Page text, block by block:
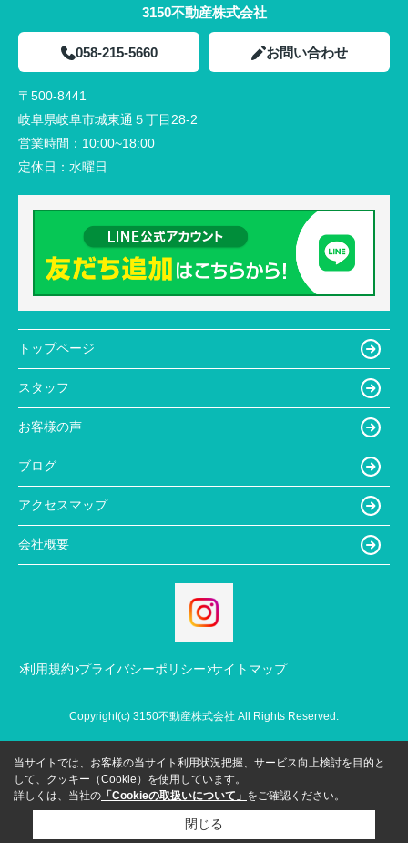
3150不動産株式会社
058-215-5660 お問い合わせ
〒500-8441
岐阜県岐阜市城東通５丁目28-2
営業時間： 10:00~18:00
定休日： 水曜日
トップページ
スタッフ
お客様の声
ブログ
アクセスマップ
会社概要
利用規約 プライバシーポリシー サイトマップ
Copyright(c) 3150不動産株式会社 All Rights Reserved.
当サイトでは、お客様の当サイト利用状況把握、サービス向上検討を目的と
して、クッキー（Cookie）を使用しています。
詳しくは、当社の 「Cookieの取扱いについて」 をご確認ください。
閉じる